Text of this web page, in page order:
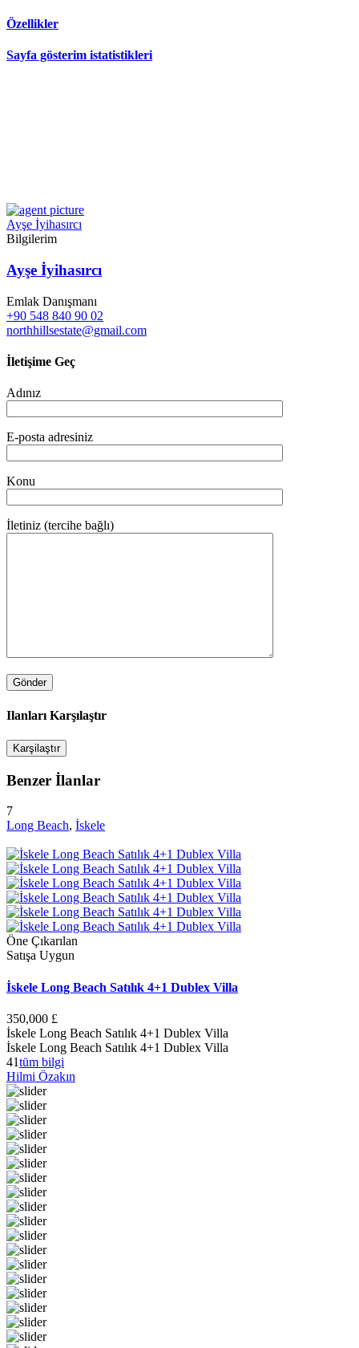
Özellikler
Sayfa gösterim istatistikleri
Ayşe İyihasırcı
Bilgilerim
Ayşe İyihasırcı
Emlak Danışmanı
+90 548 840 90 02
northhillsestate@gmail.com
İletişime Geç
Adınız
E-posta adresiniz
Konu
İletiniz (tercihe bağlı)
Ilanları Karşılaştır
Karşilaştır
Benzer İlanlar
7
Long Beach, İskele
Öne Çıkarılan
Satışa Uygun
İskele Long Beach Satılık 4+1 Dublex Villa
350,000 £
İskele Long Beach Satılık 4+1 Dublex Villa
İskele Long Beach Satılık 4+1 Dublex Villa
41tüm bilgi
Hilmi Özakın